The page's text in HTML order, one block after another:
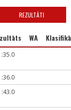
REZULTĀTI
WA